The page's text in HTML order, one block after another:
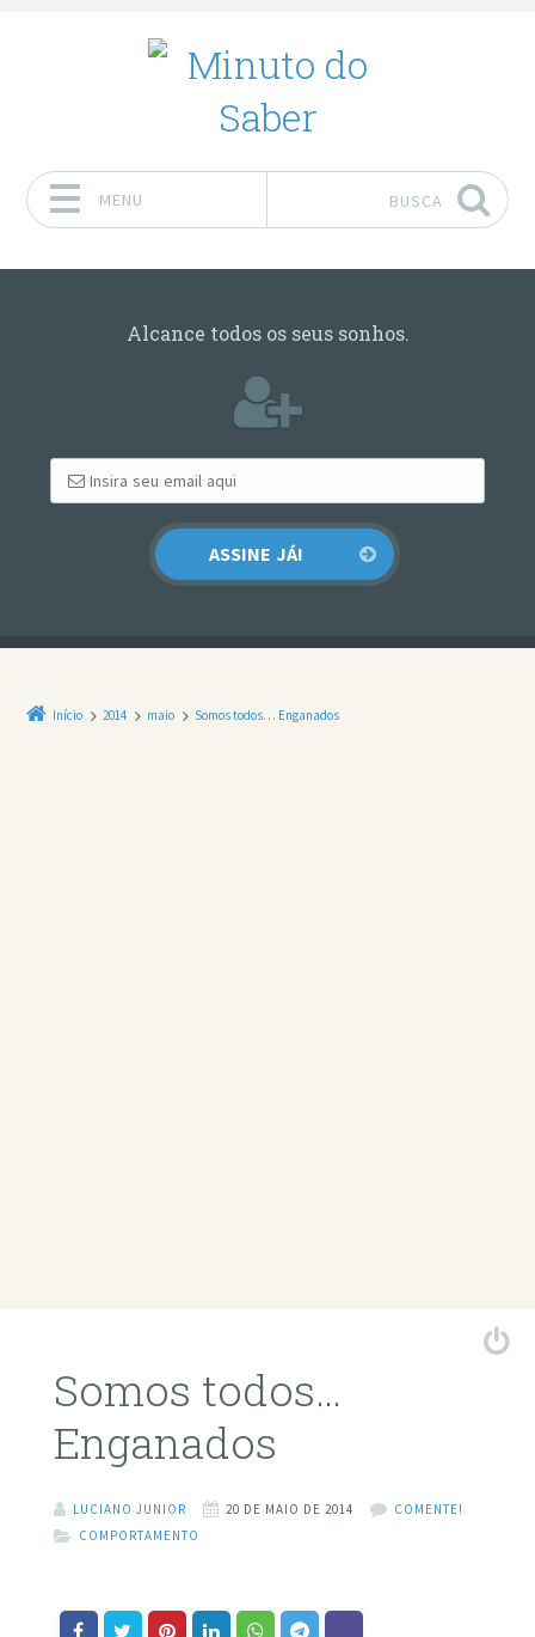
MENU BUSCA
Alcance todos os seus sonhos.
Início 2014 maio Somos todos… Enganados
Somos todos…
Enganados
LUCIANO JUNIOR 20 DE MAIO DE 2014
COMENTE!
COMPORTAMENTO